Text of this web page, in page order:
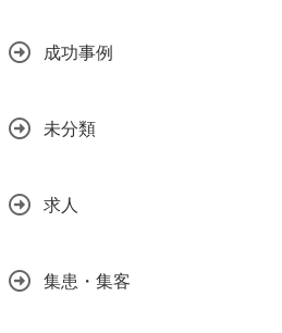
成功事例
未分類
求人
集患・集客